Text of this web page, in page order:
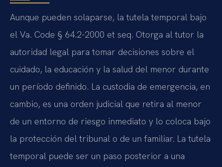
Aunque pueden solaparse, la tutela temporal bajo
el Va. Code § 64.2-2000 et seq. Otorga al tutor la
autoridad legal para tomar decisiones sobre el
cuidado, la educación y la salud del menor durante
un período definido. La custodia de emergencia, en
cambio, es una orden judicial que retira al menor
de un entorno de riesgo inmediato y lo coloca bajo
la protección del tribunal o de un familiar. La tutela
temporal puede ser un paso posterior a una